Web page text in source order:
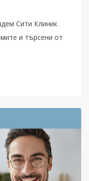
Сити Клиник
и търсени от